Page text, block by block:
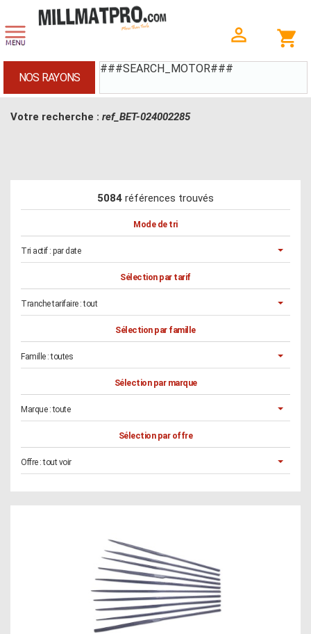
###SEARCH_MOTOR###
NOS RAYONS
Votre recherche : ref_BET-024002285
5084 références trouvés
Mode de tri
Tri actif : par date
Sélection par tarif
Tranche tarifaire :tout
Sélection par famille
Famille :toutes
Sélection par marque
Marque :toute
Sélection par offre
Offre :tout voir